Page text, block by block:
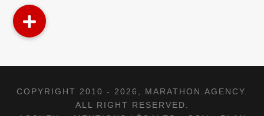
COPYRIGHT 2010 - 2026, MARATHON.AGENCY.
ALL RIGHT RESERVED.